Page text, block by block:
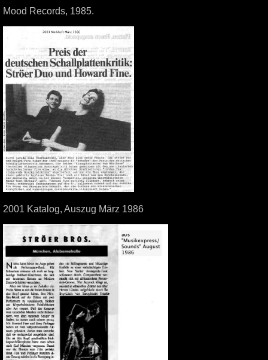
Mood Records, 1985.
2001 Katalog, Auszug März 1986